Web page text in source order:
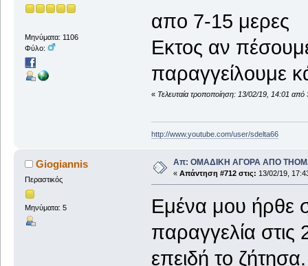
Μηνύματα: 1106
Φύλο:
απο 7-15 μερες
Εκτος αν
παραγγείλουμε
« Τελευταία τροποποίηση: 13/02/19, 14:01
http://www.youtube.com/user/sdelta66
Giogiannis
Περαστικός
Μηνύματα: 5
Απ: ΟΜΑΔΙΚΗ ΑΓΟΡΑ ΑΠΟ
« Απάντηση #712 στις: 13/02/19,
Εμένα μου ήρθε
παραγγελία
επειδή το